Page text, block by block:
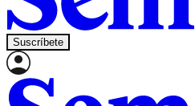
Suscríbete